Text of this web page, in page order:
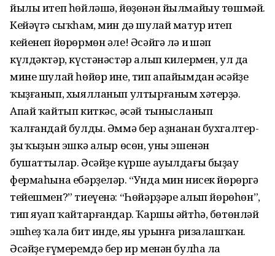
йылы итеп һөйләшә, йөҙөнән йылмайыу төшмәй.
Кейәүгә сыҡһам, мин дә шулай матур итеп
кейенеп йөрөрмөн әле! Әсәйгә лә иң шәп
күлдәктәр, күстәнәстәр алып килермен, ул да
мине шулай һөйөр ине, тип апайымдан әсәйҙе
ҡыҙғанып, хыялланып ултырғаным хәтерҙә.
Апай ҡайтып киткәс, әсәй тынысланып
ҡалғандай булды. Әммә бер аҙнанан бухгалтер­
ҙың ҡыҙын эшкә алыр өсөн, уны эшенән
бушаттылар. Әсәйҙе күрше ауылдағы быҙау
ферма­һына ебәрҙеләр. “Унда мин нисек йөрөргә
тейешмен?” тиеүенә: “Һөйәрҙәрең алып йөрөһөн”,
тип яуап ҡайтарғандар. Ҡаршы әйтһә, бөтөнләй
эшһеҙ ҡала бит инде, яңы урынға ризалашҡан.
Әсәйҙе ғүмеремдә бер ир менән булһа ла